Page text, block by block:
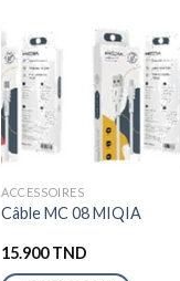
ACCESSOIRES
Câble MC 08 MIQIA
15.900TND